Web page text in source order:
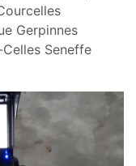
Gerpinnes
Seneffe